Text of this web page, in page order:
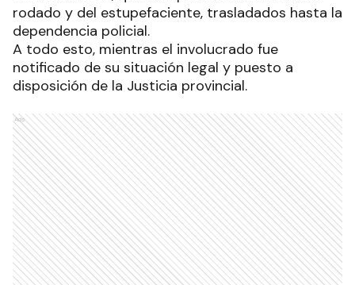
rodado y del estupefaciente, trasladados hasta la
dependencia policial.
A todo esto, mientras el involucrado fue
notificado de su situación legal y puesto a
disposición de la Justicia provincial.
Ads